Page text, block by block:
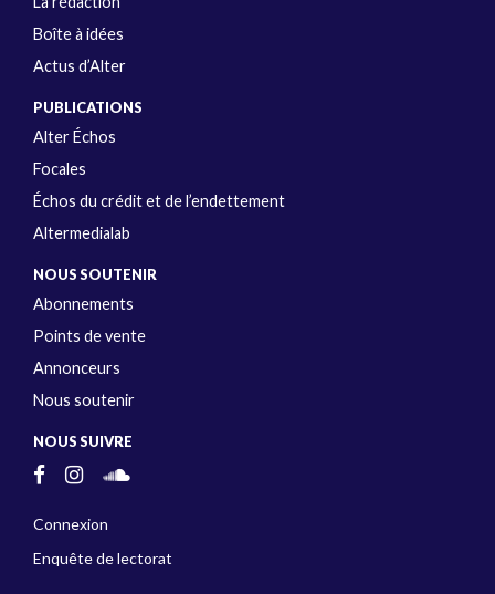
Boîte à idées
Actus d’Alter
PUBLICATIONS
Alter Échos
Focales
Échos du crédit et de l’endettement
Altermedialab
NOUS SOUTENIR
Abonnements
Points de vente
Annonceurs
Nous soutenir
NOUS SUIVRE
Connexion
Enquête de lectorat